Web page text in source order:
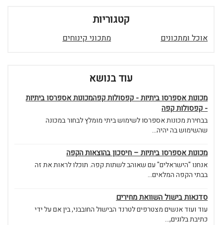
קטגוריות
אוכל ומתכונים מתכוני קינוחים
עוד בנושא
מכונות אספרסו ביתיות - קפסולות קפהמכונות אספרסו ביתיות
- קפסולות קפה
בבחירת מכונות אספרסו לשימוש ביתי מומלץ לבחור במכונה
שהשימוש בה יהיה...
מכונות אספרסו ביתיות – חיסכון בהוצאות הקפה
אנחנו "הישראלים" עם שאוהב לשתות קפה. תוכלו לראות את זה
בבתי הקפה המלאים...
סדנאות בישול השוואת מחירים
עוד ועוד אנשים מצטרפים לטרנד הבישול החובבני, בין אם על ידי
כתיבת בלוגים,...